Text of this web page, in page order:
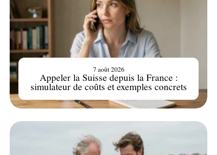
Appeler la Suisse depuis la France :
simulateur de coûts et exemples concrets
7 août 2026